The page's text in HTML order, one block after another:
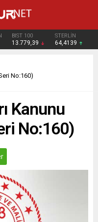
BIST 100
13.779,39
STERLİN
64,4139
No:160)
Kanunu
No:160)